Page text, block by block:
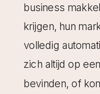
business
krijgen, hun
volledig
zich altijd op
bevinden, of